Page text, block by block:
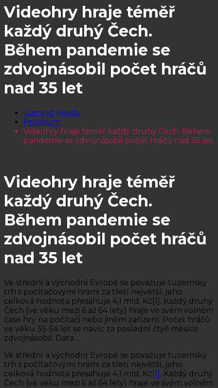
Videohry hraje téměř
každý druhý Čech.
Během pandemie se
zdvojnásobil počet hráčů
nad 35 let
Gaming Ready
Průzkum
Videohry hraje téměř každý druhý Čech. Během
pandemie se zdvojnásobil počet hráčů nad 35 let
Videohry hraje téměř
každý druhý Čech.
Během pandemie se
zdvojnásobil počet hráčů
nad 35 let
Ve střední a východní Evropě se považuje tuzemský
trh s počítačovými hrami za třetí největší, jeho
celková hodnota přesahuje 4,1 mld. Kč[1]. Každý druhý
Čech (ve věku mezi 6 až 64 lety) hraje ve svém volném
čase hry na počítači nebo jiném zařízení. Počet hráčů
ve věku 35-54 let se navíc za poslední čtyři měsíce
zdvojnásobil. Data…
Ve střední a východní Evropě se považuje tuzemský
trh s počítačovými hrami za třetí největší, jeho
celková hodnota přesahuje 4,1 mld. Kč [1] . Každý druhý
Čech (ve věku mezi 6 až 64 lety) hraje ve svém volném